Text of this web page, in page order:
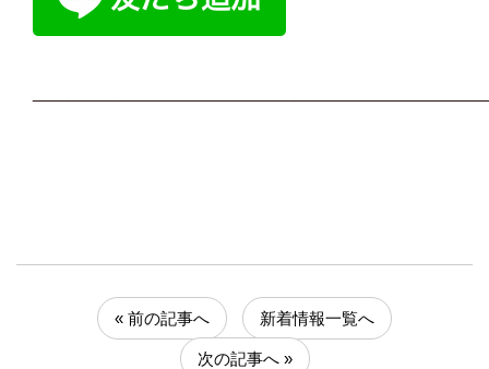
« 前の記事へ 新着情報一覧へ
次の記事へ »